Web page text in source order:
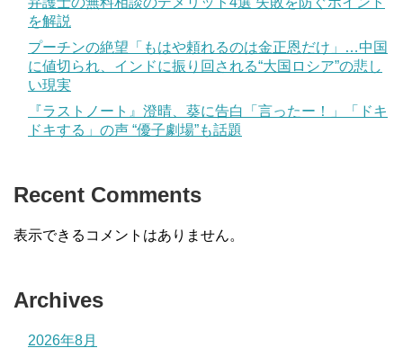
を解説
プーチンの絶望「もはや頼れるのは金正恩だけ」…中国
に値切られ、インドに振り回される“大国ロシア”の悲し
い現実
『ラストノート』澄晴、葵に告白「言ったー！」「ドキ
ドキする」の声 “優子劇場”も話題
Recent Comments
表示できるコメントはありません。
Archives
2026年8月